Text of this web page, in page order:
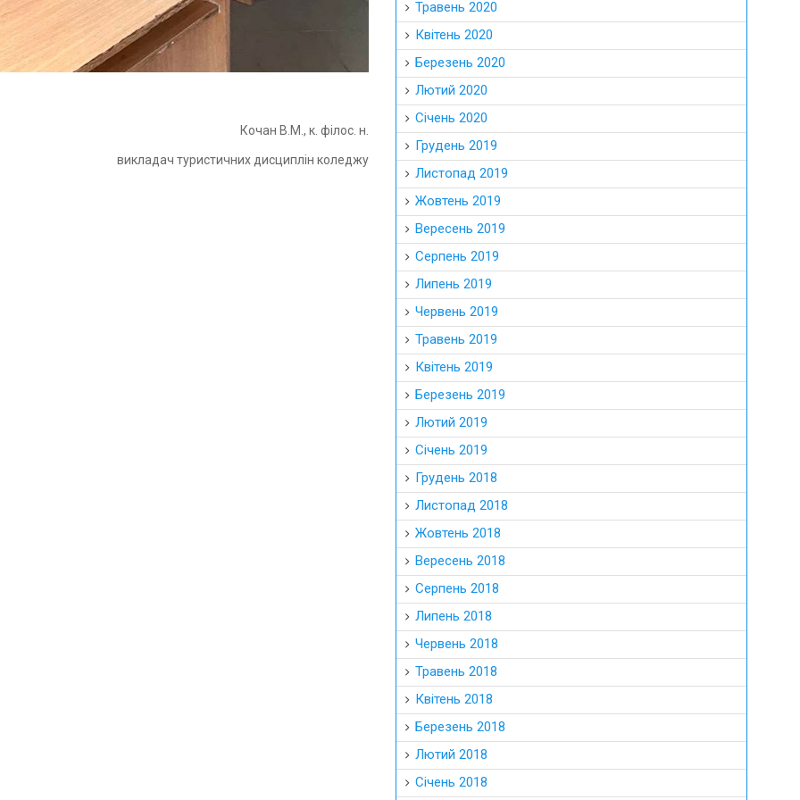
Кочан В.М., к. філос. н.
туристичних дисциплін коледжу
Травень 2020
Квітень 2020
Березень 2020
Лютий 2020
Січень 2020
Грудень 2019
Листопад 2019
Жовтень 2019
Вересень 2019
Серпень 2019
Липень 2019
Червень 2019
Травень 2019
Квітень 2019
Березень 2019
Лютий 2019
Січень 2019
Грудень 2018
Листопад 2018
Жовтень 2018
Вересень 2018
Серпень 2018
Липень 2018
Червень 2018
Травень 2018
Квітень 2018
Березень 2018
Лютий 2018
Січень 2018